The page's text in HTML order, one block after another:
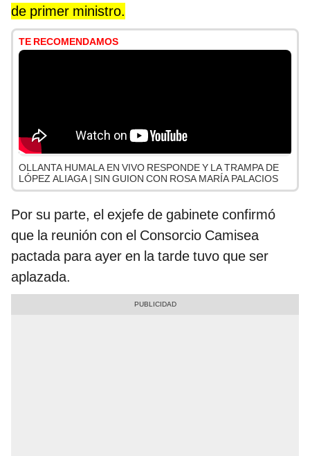
de primer ministro.
TE RECOMENDAMOS
OLLANTA HUMALA EN VIVO RESPONDE Y LA TRAMPA DE
LÓPEZ ALIAGA | SIN GUION CON ROSA MARÍA PALACIOS
Por su parte, el exjefe de gabinete confirmó
que la reunión con el Consorcio Camisea
pactada para ayer en la tarde tuvo que ser
aplazada.